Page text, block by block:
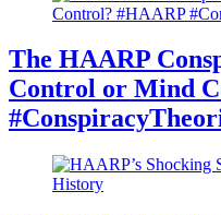
The HAARP
Control or Mind